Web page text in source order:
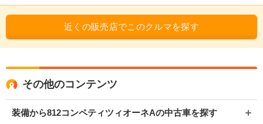
近くの販売店でこのクルマを探す
その他のコンテンツ
装備から812コンペティツィオーネAの中古車を探す